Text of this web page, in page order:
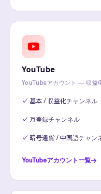
YouTube
YouTubeアカウント — 収益
基本 / 収益化チャンネル
万登録チャンネル
暗号通貨 / 中国語チャン
YouTubeアカウント一覧